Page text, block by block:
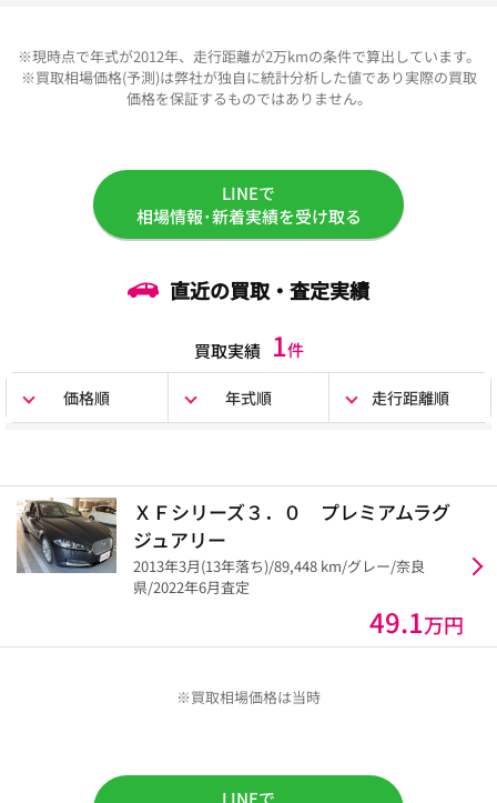
※現時点で年式が2012年、走行距離が2万kmの条件で算出しています。
※買取相場価格(予測)は弊社が独自に統計分析した値であり実際の買取
価格を保証するものではありません。
LINEで
相場情報･新着実績を受け取る
直近の買取・査定実績
買取実績 1件
価格順 年式順 走行距離順
ＸＦシリーズ３．０ プレミアムラグ
ジュアリー
2013年3月(13年落ち)/89,448 km/グレー/奈良
県/2022年6月査定
49.1万円
※買取相場価格は当時
LINEで